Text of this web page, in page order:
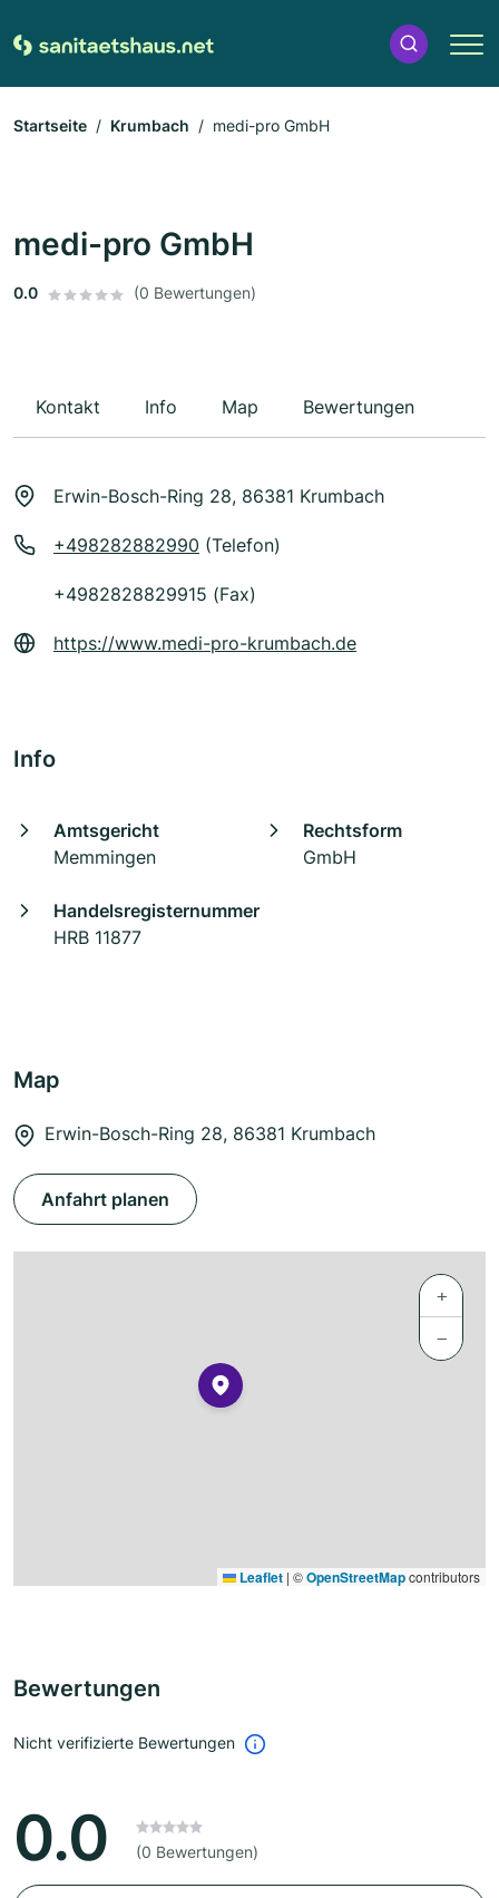
Startseite Krumbach medi-pro GmbH
medi-pro GmbH
0.0 (0 Bewertungen)
Kontakt Info Map Bewertungen
Erwin-Bosch-Ring 28, 86381 Krumbach
+498282882990 (Telefon)
+4982828829915 (Fax)
https://www.medi-pro-krumbach.de
Info
Amtsgericht
Memmingen
Rechtsform
GmbH
Handelsregisternummer
HRB 11877
Map
Erwin-Bosch-Ring 28, 86381 Krumbach
Anfahrt planen
+
−
Leaflet | ©OpenStreetMapcontributors
Bewertungen
Nicht verifizierte Bewertungen
0.0 (0 Bewertungen)